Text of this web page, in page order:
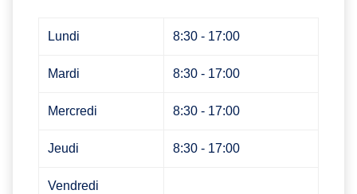
Lundi 8:30 - 17:00
Mardi 8:30 - 17:00
Mercredi 8:30 - 17:00
Jeudi 8:30 - 17:00
Vendredi